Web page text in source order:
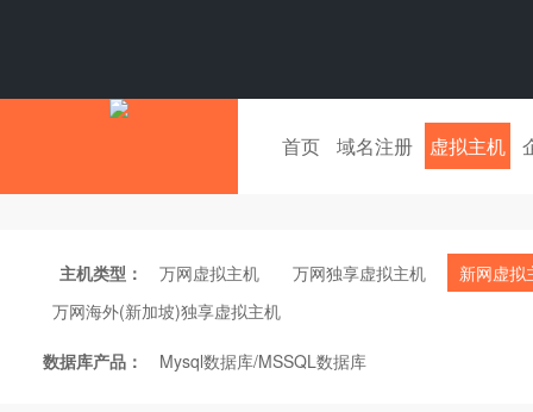
首页 域名注册 虚拟主机
主机类型： 万网虚拟主机 万网独享虚拟主机
新网虚拟
万网海外(新加坡)独享虚拟主机
数据库产品： Mysql数据库/MSSQL数据库